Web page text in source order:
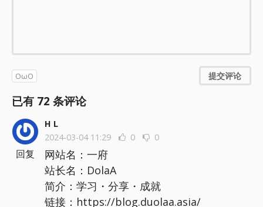
OωO 提交评论
已有 72 条评论
H L
2024-03-04 11:29
0 0
网站名：一府
站长名：DolaA
简介：学习・分享・成就
链接： https://blog.duolaa.asia/
回复